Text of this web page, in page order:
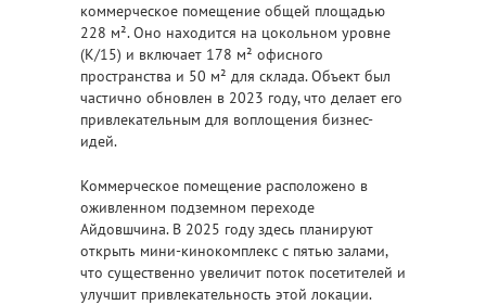
коммерческое помещение общей площадью
228 м². Оно находится на цокольном уровне
(К/15) и включает 178 м² офисного
пространства и 50 м² для склада. Объект был
частично обновлен в 2023 году, что делает его
привлекательным для воплощения бизнес-
идей.
Коммерческое помещение расположено в
оживленном подземном переходе
Айдовшчина. В 2025 году здесь планируют
открыть мини-кинокомплекс с пятью залами,
что существенно увеличит поток посетителей и
улучшит привлекательность этой локации.